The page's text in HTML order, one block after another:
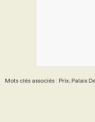
Mots clés associés : Prix, Palais